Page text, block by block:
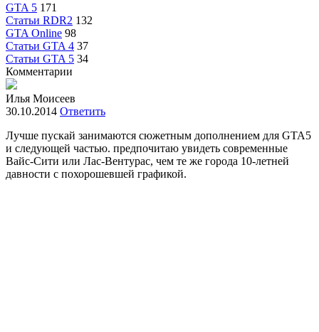
GTA 5 171
Статьи RDR2 132
GTA Online 98
Статьи GTA 4 37
Статьи GTA 5 34
Комментарии
Илья Моисеев
30.10.2014 Ответить
Лучше пускай занимаются сюжетным дополнением для GTA5
и следующей частью. предпочитаю увидеть современные
Вайс-Сити или Лас-Вентурас, чем те же города 10-летней
давности с похорошевшей графикой.